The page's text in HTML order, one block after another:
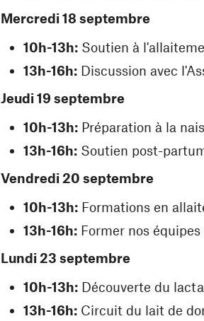
Mercredi 18 septembre
10h-13h: Soutien à
13h-16h: Discussion avec
Jeudi 19 septembre
10h-13h: Préparation à la
13h-16h: Soutien post-
Vendredi 20 septembre
10h-13h: Formations en
13h-16h: Former nos
Lundi 23 septembre
10h-13h: Découverte du
13h-16h: Circuit du lait de